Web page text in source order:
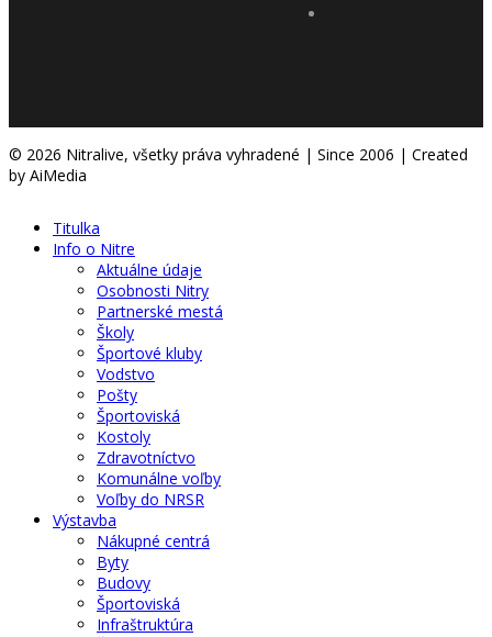
© 2026 Nitralive, všetky práva vyhradené | Since 2006 | Created
by AiMedia
Titulka
Info o Nitre
Aktuálne údaje
Osobnosti Nitry
Partnerské mestá
Školy
Športové kluby
Vodstvo
Pošty
Športoviská
Kostoly
Zdravotníctvo
Komunálne voľby
Voľby do NRSR
Výstavba
Nákupné centrá
Byty
Budovy
Športoviská
Infraštruktúra